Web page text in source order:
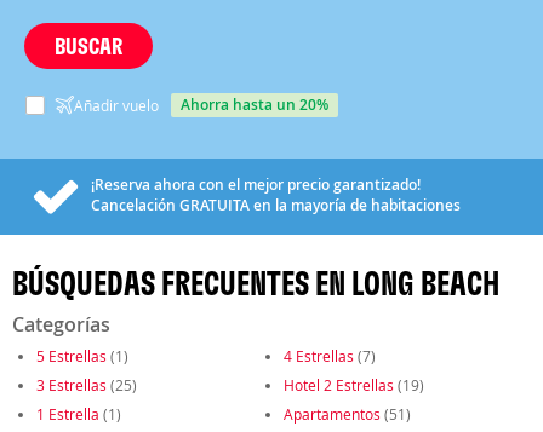
BUSCAR
Añadir vuelo ahorra hasta un 20%
¡Reserva ahora con el mejor precio garantizado!
Cancelación GRATUITAen la mayoría de habitaciones
BÚSQUEDAS FRECUENTES EN LONG BEACH
Categorías
5 Estrellas (1) 4 Estrellas (7)
3 Estrellas (25) Hotel 2 Estrellas (19)
1 Estrella (1) Apartamentos (51)